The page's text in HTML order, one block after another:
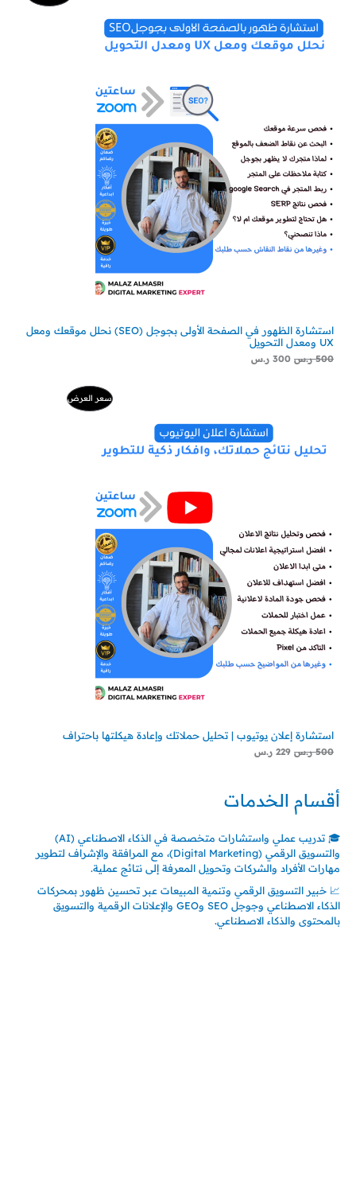
استشارة الظهور في الصفحة الأولى بجوجل (SEO) نحلل موقعك ومعل
UX ومعدل التحويل
500 ر.س
500 ر.س.
300 ر.س
300 ر.س.
سعر العرضمنتج
استشارة إعلان يوتيوب | تحليل حملاتك وإعادة هيكلتها باحتراف
500 ر.س 229 ر.س
229 ر.س.
أقسام الخدمات
🎓 تدريب عملي واستشارات متخصصة في الذكاء الاصطناعي (AI)
والتسويق الرقمي (Digital Marketing)، مع المرافقة والإشراف لتطوير
مهارات الأفراد والشركات وتحويل المعرفة إلى نتائج عملية.
📈 خبير التسويق الرقمي وتنمية المبيعات عبر تحسين ظهور بمحركات
الذكاء الاصطناعي وجوجل SEO وGEO والإعلانات الرقمية والتسويق
بالمحتوى والذكاء الاصطناعي.